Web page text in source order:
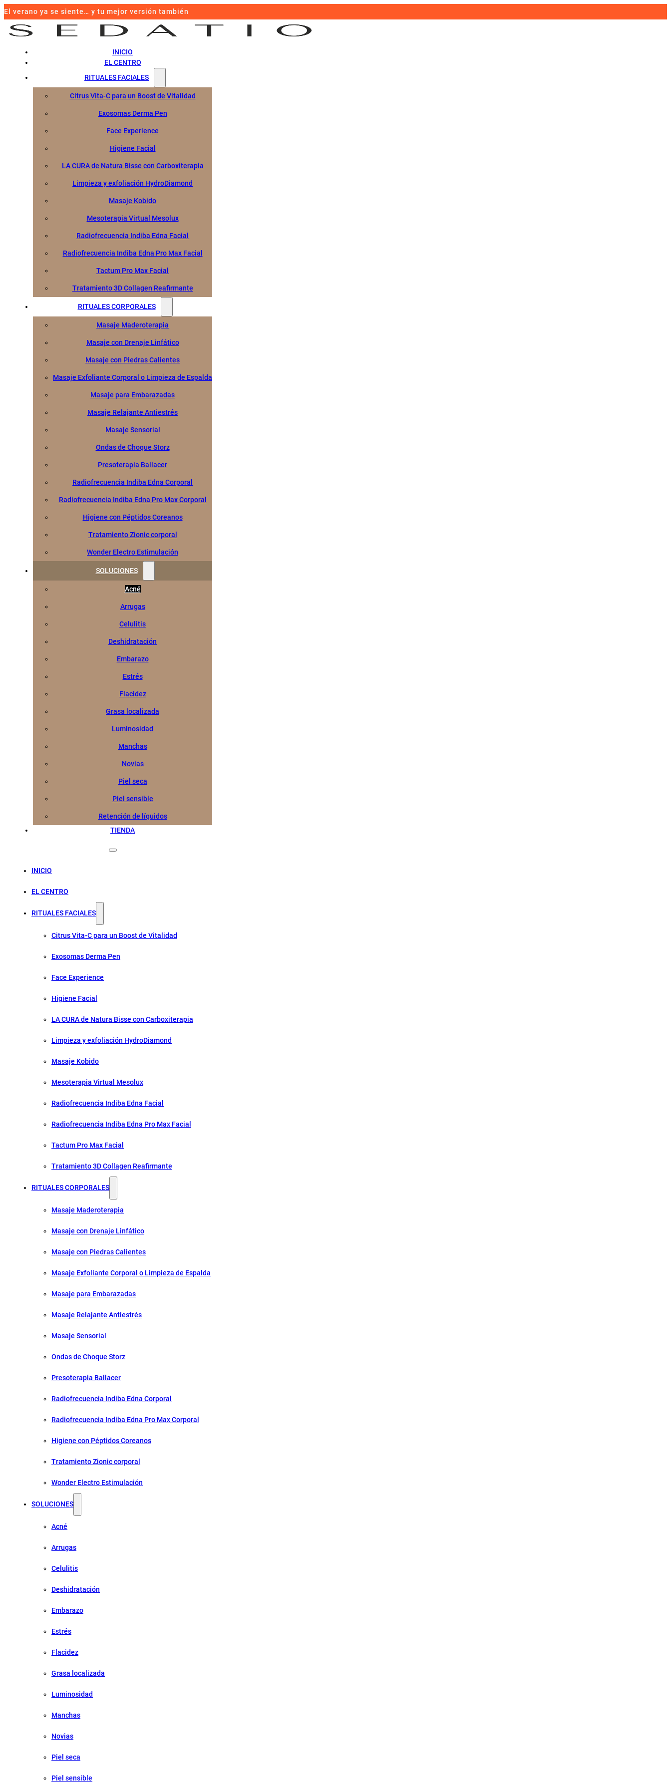
El verano ya se siente… y tu mejor versión también
INICIO
EL CENTRO
RITUALES FACIALES
Citrus Vita-C para un Boost de Vitalidad
Exosomas Derma Pen
Face Experience
Higiene Facial
LA CURA de Natura Bisse con Carboxiterapia
Limpieza y exfoliación HydroDiamond
Masaje Kobido
Mesoterapia Virtual Mesolux
Radiofrecuencia Indiba Edna Facial
Radiofrecuencia Indiba Edna Pro Max Facial
Tactum Pro Max Facial
Tratamiento 3D Collagen Reafirmante
RITUALES CORPORALES
Masaje Maderoterapia
Masaje con Drenaje Linfático
Masaje con Piedras Calientes
Masaje Exfoliante Corporal o Limpieza de Espalda
Masaje para Embarazadas
Masaje Relajante Antiestrés
Masaje Sensorial
Ondas de Choque Storz
Presoterapia Ballacer
Radiofrecuencia Indiba Edna Corporal
Radiofrecuencia Indiba Edna Pro Max Corporal
Higiene con Péptidos Coreanos
Tratamiento Zionic corporal
Wonder Electro Estimulación
SOLUCIONES
Acné
Arrugas
Celulitis
Deshidratación
Embarazo
Estrés
Flacidez
Grasa localizada
Luminosidad
Manchas
Novias
Piel seca
Piel sensible
Retención de líquidos
TIENDA
INICIO
EL CENTRO
RITUALES FACIALES
Citrus Vita-C para un Boost de Vitalidad
Exosomas Derma Pen
Face Experience
Higiene Facial
LA CURA de Natura Bisse con Carboxiterapia
Limpieza y exfoliación HydroDiamond
Masaje Kobido
Mesoterapia Virtual Mesolux
Radiofrecuencia Indiba Edna Facial
Radiofrecuencia Indiba Edna Pro Max Facial
Tactum Pro Max Facial
Tratamiento 3D Collagen Reafirmante
RITUALES CORPORALES
Masaje Maderoterapia
Masaje con Drenaje Linfático
Masaje con Piedras Calientes
Masaje Exfoliante Corporal o Limpieza de Espalda
Masaje para Embarazadas
Masaje Relajante Antiestrés
Masaje Sensorial
Ondas de Choque Storz
Presoterapia Ballacer
Radiofrecuencia Indiba Edna Corporal
Radiofrecuencia Indiba Edna Pro Max Corporal
Higiene con Péptidos Coreanos
Tratamiento Zionic corporal
Wonder Electro Estimulación
SOLUCIONES
Acné
Arrugas
Celulitis
Deshidratación
Embarazo
Estrés
Flacidez
Grasa localizada
Luminosidad
Manchas
Novias
Piel seca
Piel sensible